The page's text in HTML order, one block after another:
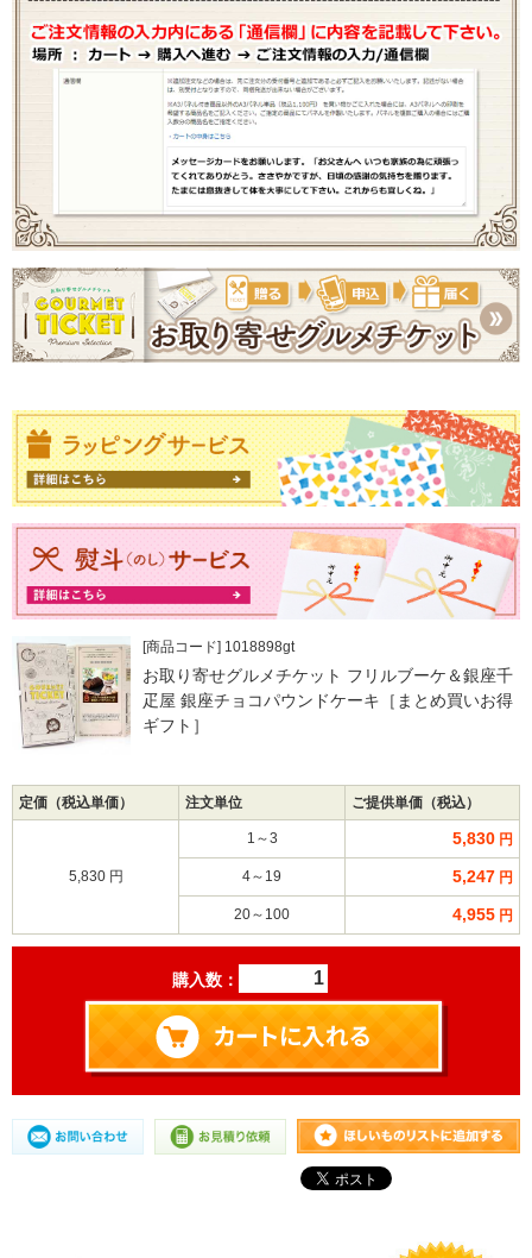
[商品コード] 1018898gt
お取り寄せグルメチケット フリルブーケ＆銀座千
疋屋 銀座チョコパウンドケーキ［まとめ買いお得
ギフト］
定価（税込単価） 注文単位 ご提供単価（税込）
5,830 円
1～3 5,830 円
4～19 5,247 円
20～100 4,955 円
購入数：